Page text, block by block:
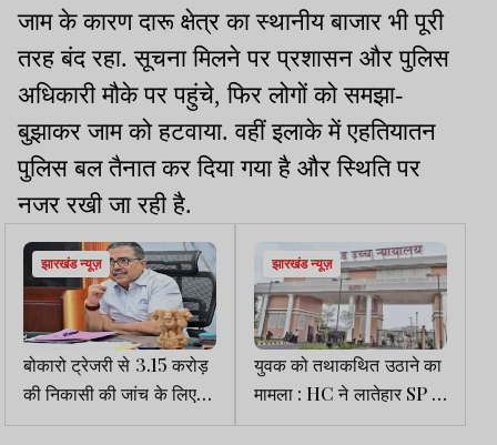
जाम के कारण दारू क्षेत्र का स्थानीय बाजार भी पूरी
तरह बंद रहा. सूचना मिलने पर प्रशासन और पुलिस
अधिकारी मौके पर पहुंचे, फिर लोगों को समझा-
बुझाकर जाम को हटवाया. वहीं इलाके में एहतियातन
पुलिस बल तैनात कर दिया गया है और स्थिति पर
नजर रखी जा रही है.
झारखंड न्यूज़
बोकारो ट्रेजरी से 3.15 करोड़
की निकासी की जांच के लिए
उच्च स्तरीय समिति गठित
झारखंड न्यूज़
युवक को तथाकथित उठाने का
मामला : HC ने लातेहार SP से
पूछा- युवक का अब तक पता